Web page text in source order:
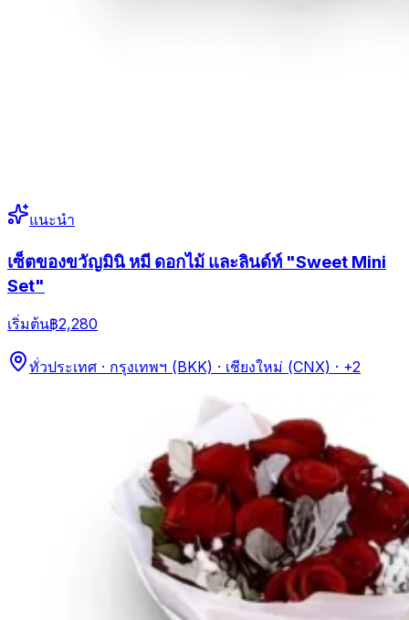
แนะนำ
เซ็ตของขวัญมินิ หมี ดอกไม้ และลินด์ท์ "Sweet Mini
Set"
เริ่มต้น฿2,280
ทั่วประเทศ · กรุงเทพฯ (BKK) · เชียงใหม่ (CNX) · +2